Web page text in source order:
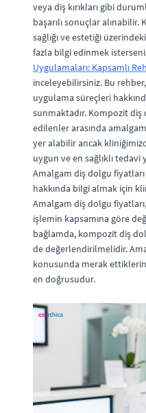
veya diş kırıkları gibi
başarılı sonuçlar
sağlığı ve estetiği
fazla bilgi edinmek
Uygulamaları: Kapsamlı
inceleyebilirsiniz. Bu
uygulama süreçleri
sunmaktadır. Kompozit
edilenler arasında
yer alabilir ancak
uygun ve en sağlıklı
Amalgam diş dolgu
hakkında bilgi almak için
Amalgam diş dolgu
işlemin kapsamına göre
bağlamda, kompozit diş
de değerlendirilmelidir.
konusunda merak
en doğrusudur.